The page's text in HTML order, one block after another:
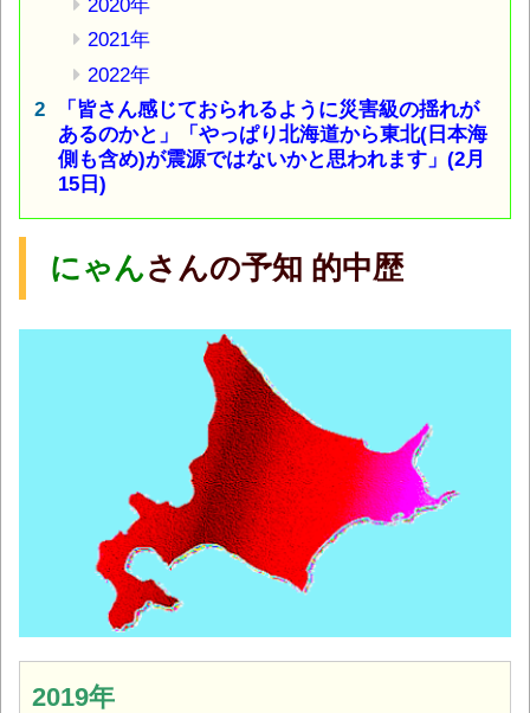
2020年
2021年
2022年
「皆さん感じておられるように災害級の揺れが
あるのかと」「やっぱり北海道から東北(日本海
側も含め)が震源ではないかと思われます」(2月
15日)
にゃんさんの予知 的中歴
2019年